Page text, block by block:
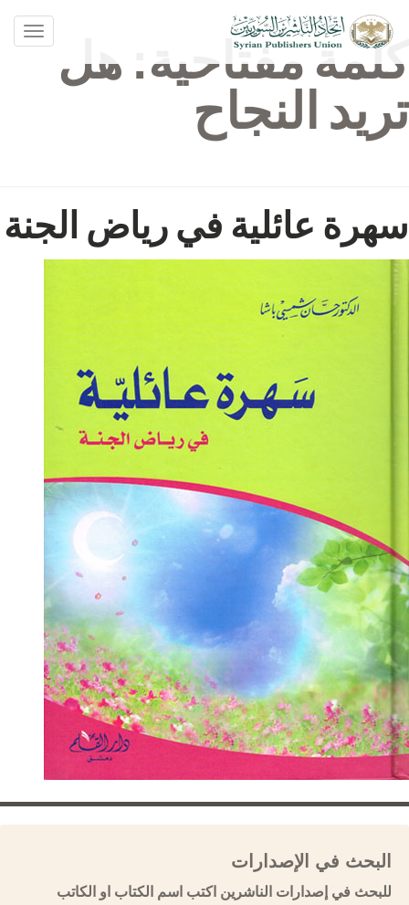
كلمة مفتاحية: هل
تريد النجاح
سهرة عائلية في رياض الجنة
البحث في الإصدارات
للبحث في إصدارات الناشرين اكتب اسم الكتاب او الكاتب